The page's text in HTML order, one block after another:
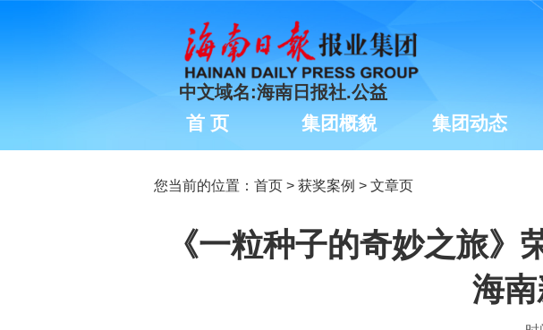
中文域名:海南日报社.公益
首 页 集团概貌 集团动态
您当前的位置： 首页 > 获奖案例 > 文章页
《一粒种子的奇妙之旅》
海